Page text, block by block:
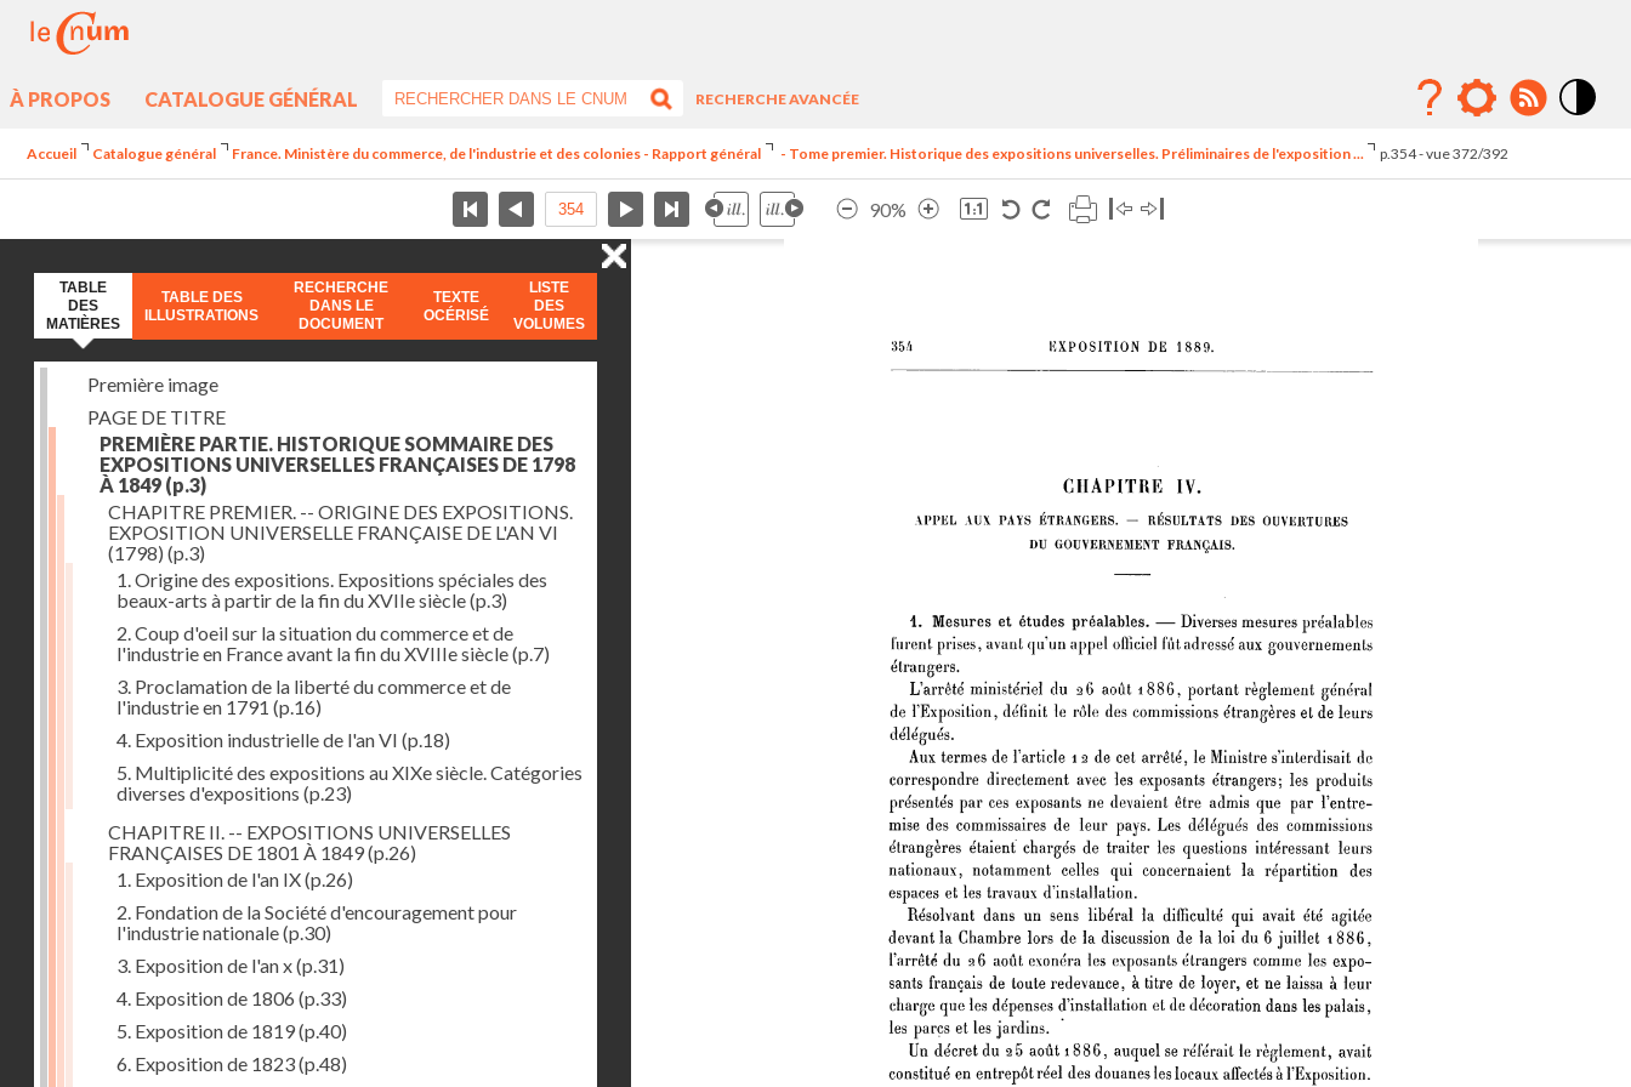
À PROPOS CATALOGUE GÉNÉRAL
RECHERCHE AVANCÉE
Accueil Catalogue général France. Ministère du commerce, de l'industrie et des colonies - Rapport général - Tome premier. Historique des expositions universelles. Préliminaires de l'exposition ... p.354 - vue 372/392
90%
TABLE
DES
MATIÈRES
TABLE DES
ILLUSTRATIONS
RECHERCHE
DANS LE
DOCUMENT
TEXTE
OCÉRISÉ
LISTE
DES
VOLUMES
Première image
PAGE DE TITRE
PREMIÈRE PARTIE. HISTORIQUE SOMMAIRE DES
EXPOSITIONS UNIVERSELLES FRANÇAISES DE 1798
À 1849 (p.3)
CHAPITRE PREMIER. -- ORIGINE DES EXPOSITIONS.
EXPOSITION UNIVERSELLE FRANÇAISE DE L'AN VI
(1798) (p.3)
1. Origine des expositions. Expositions spéciales des
beaux-arts à partir de la fin du XVIIe siècle(p.3)
2. Coup d'oeil sur la situation du commerce et de
l'industrie en France avant la fin du XVIIIe siècle(p.7)
3. Proclamation de la liberté du commerce et de
l'industrie en 1791 (p.16)
4. Exposition industrielle de l'an VI (p.18)
5. Multiplicité des expositions au XIXe siècle. Catégories
diverses d'expositions (p.23)
CHAPITRE II. -- EXPOSITIONS UNIVERSELLES
FRANÇAISES DE 1801 À 1849(p.26)
1. Exposition de l'an IX(p.26)
2. Fondation de la Société d'encouragement pour
l'industrie nationale(p.30)
3. Exposition de l'an x(p.31)
4. Exposition de 1806 (p.33)
5. Exposition de 1819(p.40)
6. Exposition de 1823(p.48)